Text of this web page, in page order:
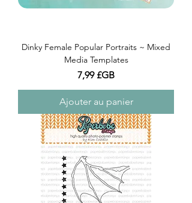
Dinky Female Popular Portraits ~ Mixed
Media Templates
Prix
7,99 £GB
Ajouter au panier